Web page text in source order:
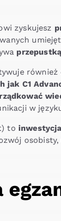
zyskujesz
C1
w
to